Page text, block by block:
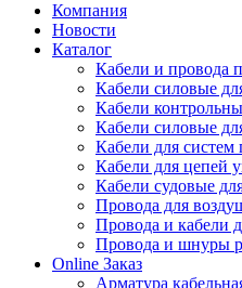
Компания
Новости
Каталог
Кабели и провода
Кабели силовые
Кабели
Кабели силовые
Кабели для
Кабели для цепей
Кабели судовые
Провода для
Провода и кабели
Провода и шнуры
Online Заказ
Арматура